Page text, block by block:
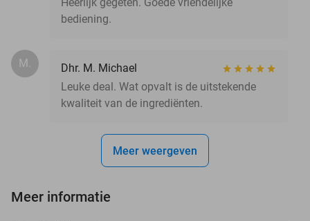
bediening.
M.
Dhr. M. Michael
Leuke deal. Wat opvalt is de uitstekende
kwaliteit van de ingrediënten.
Meer weergeven
Meer informatie